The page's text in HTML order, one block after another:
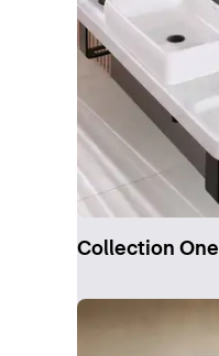
Collection One